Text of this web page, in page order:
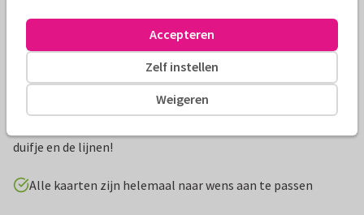
Productinformatie
Lief en klassiek bedankkaartje voor een doopsel met foto en
duifje en de lijnen!
Alle kaarten zijn helemaal naar wens aan te passen
Weigeren
Zelf instellen
Accepteren